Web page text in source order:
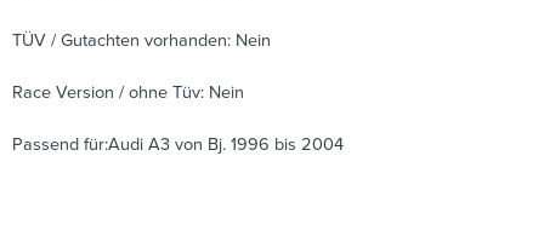
TÜV / Gutachten vorhanden: Nein
Race Version / ohne Tüv: Nein
Passend für:Audi A3 von Bj. 1996 bis 2004